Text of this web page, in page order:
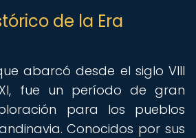
de la Era
abarcó desde el siglo VIII
fue un período de gran
para los pueblos
Conocidos por sus